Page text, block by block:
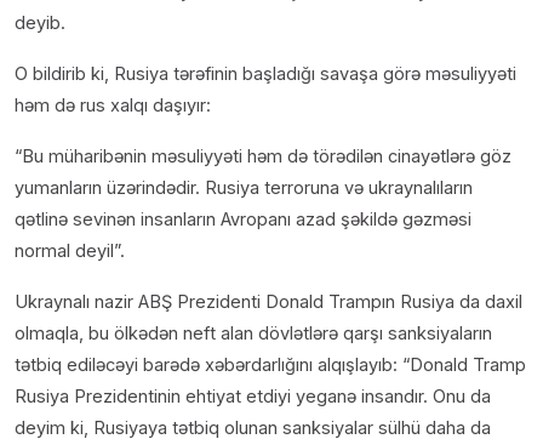
deyib.
O bildirib ki, Rusiya tərəfinin başladığı savaşa görə məsuliyyəti
həm də rus xalqı daşıyır:
“Bu müharibənin məsuliyyəti həm də törədilən cinayətlərə göz
yumanların üzərindədir. Rusiya terroruna və ukraynalıların
qətlinə sevinən insanların Avropanı azad şəkildə gəzməsi
normal deyil”.
Ukraynalı nazir ABŞ Prezidenti Donald Trampın Rusiya da daxil
olmaqla, bu ölkədən neft alan dövlətlərə qarşı sanksiyaların
tətbiq ediləcəyi barədə xəbərdarlığını alqışlayıb: “Donald Tramp
Rusiya Prezidentinin ehtiyat etdiyi yeganə insandır. Onu da
deyim ki, Rusiyaya tətbiq olunan sanksiyalar sülhü daha da